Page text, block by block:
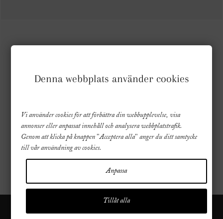
FÖLJ OSS
Denna webbplats använder cookies
Vi använder cookies för att förbättra din webbupplevelse, visa
annonser eller anpassat innehåll och analysera webbplatstrafik.
Genom att klicka på knappen "Acceptera alla" anger du ditt samtycke
till vår användning av cookies.
Anpassa
Tillåt alla